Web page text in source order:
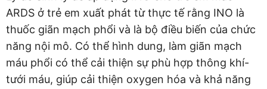
ARDS ở trẻ em xuất phát từ thực tế rằng INO là
thuốc giãn mạch phổi và là bộ điều biến của chức
năng nội mô. Có thể hình dung, làm giãn mạch
máu phổi có thể cải thiện sự phù hợp thông khí-
tưới máu, giúp cải thiện oxygen hóa và khả năng